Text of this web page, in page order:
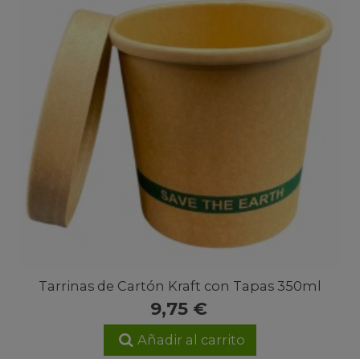
Tarrinas de Cartón Kraft con Tapas 350ml
9,75 €
Añadir al carrito